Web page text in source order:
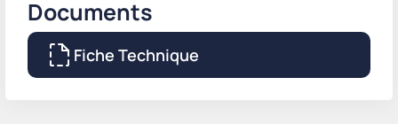
Documents
Fiche Technique